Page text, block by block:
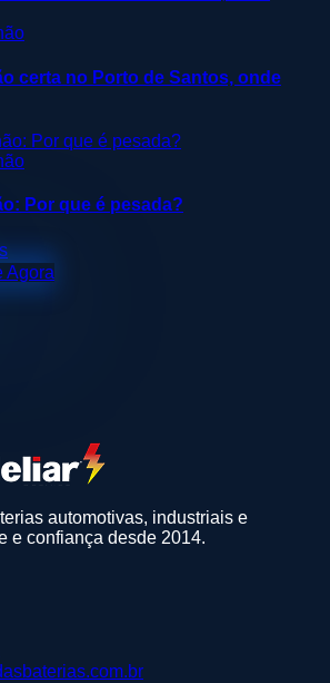
certa no Porto de Santos, onde
Por que é pesada?
Agora
automotivas, industriais e
e confiança desde 2014.